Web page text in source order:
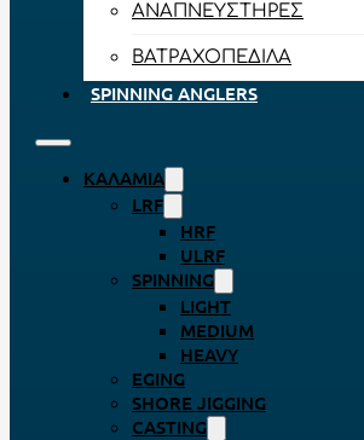
ΑΝΑΠΝΕΥΣΤΉΡΕΣ
ΒΑΤΡΑΧΟΠΈΔΙΛΑ
SPINNING ANGLERS
ΚΑΛΆΜΙΑ
LRF
HRF
ULRF
SPINNING
LIGHT
MEDIUM
HEAVY
EGING
SHORE JIGGING
CASTING